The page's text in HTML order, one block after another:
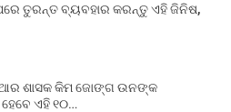
ପରେ ତୁରନ୍ତ ବ୍ୟବହାର କରନ୍ତୁ ଏହି ଜିନିଷ,
ଶାସକ କିମ ଜୋଙ୍ଗ ଉନଙ୍କ
ଏହି ୧୦…